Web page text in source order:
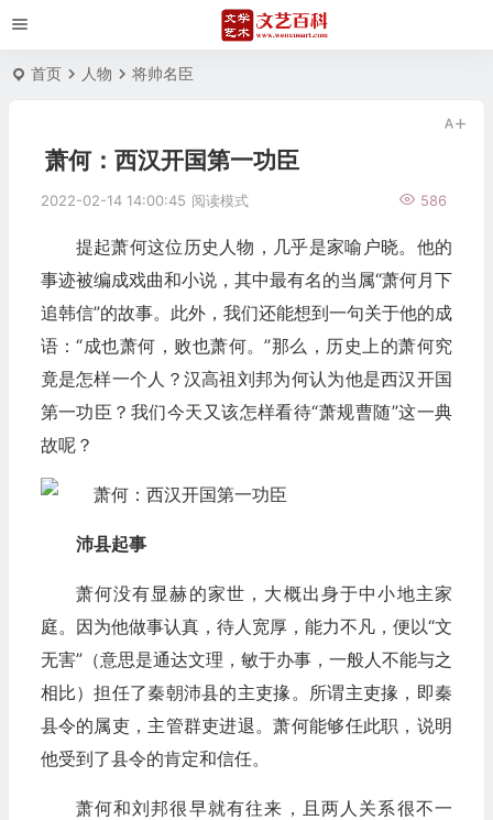
首页 人物 将帅名臣
萧何：西汉开国第一功臣
2022-02-14 14:00:45 586
阅读模式
提起萧何这位历史人物，几乎是家喻户晓。他的
事迹被编成戏曲和小说，其中最有名的当属“萧何月下
追韩信”的故事。此外，我们还能想到一句关于他的成
语：“成也萧何，败也萧何。”那么，历史上的萧何究
竟是怎样一个人？汉高祖刘邦为何认为他是西汉开国
第一功臣？我们今天又该怎样看待“萧规曹随”这一典
故呢？
沛县起事
萧何没有显赫的家世，大概出身于中小地主家
庭。因为他做事认真，待人宽厚，能力不凡，便以“文
无害”（意思是通达文理，敏于办事，一般人不能与之
相比）担任了秦朝沛县的主吏掾。所谓主吏掾，即秦
县令的属吏，主管群吏进退。萧何能够任此职，说明
他受到了县令的肯定和信任。
萧何和刘邦很早就有往来，且两人关系很不一